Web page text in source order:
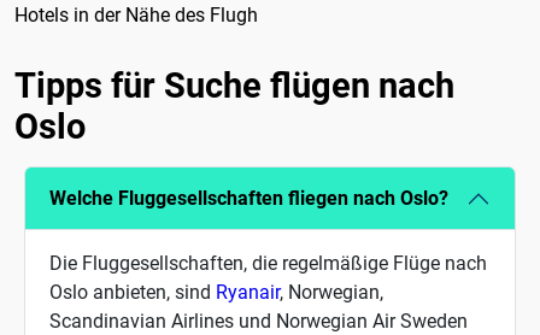
Hotels in der Nähe des Flugh
Tipps für Suche flügen nach
Oslo
Welche Fluggesellschaften fliegen nach Oslo?
Die Fluggesellschaften, die regelmäßige Flüge nach
Oslo anbieten, sind Ryanair, Norwegian,
Scandinavian Airlines und Norwegian Air Sweden